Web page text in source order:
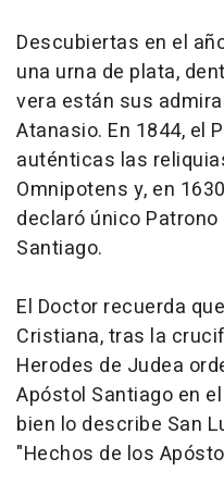
Descubiertas en el
una urna de plata,
vera están sus
Atanasio. En 1844, el
auténticas las
Omnipotens y, en
declaró único
Santiago.
El Doctor recuerda
Cristiana, tras la
Herodes de Judea
Apóstol Santiago en
bien lo describe San
"Hechos de los